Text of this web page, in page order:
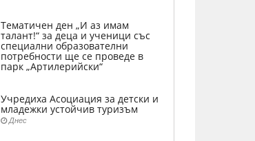
Тематичен ден „И аз имам
талант!“ за деца и ученици със
специални образователни
потребности ще се проведе в
парк „Артилерийски“
Учредиха Асоциация за детски и
младежки устойчив туризъм
Днес